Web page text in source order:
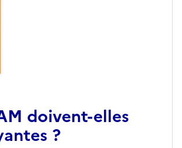
doivent-elles
?